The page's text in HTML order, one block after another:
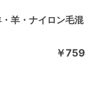
羊・ナイロン毛混
￥759